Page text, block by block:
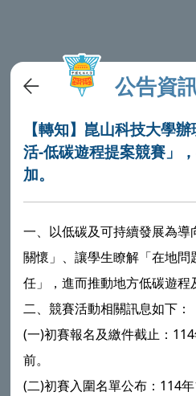
公告資
【轉知】崑山科技大學
活-低碳遊程提案競賽」
加。
一、以低碳及可持續發展為
關懷」、讓學生瞭解「在地
任」，進而推動地方低碳遊程
二、競賽活動相關訊息如下：
(一)初賽報名及繳件截止：
前。
(二)初賽入圍名單公布：114年